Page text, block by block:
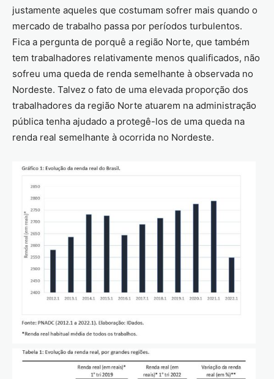
justamente aqueles que costumam sofrer mais quando o
mercado de trabalho passa por períodos turbulentos.
Fica a pergunta de porquê a região Norte, que também
tem trabalhadores relativamente menos qualificados, não
sofreu uma queda de renda semelhante à observada no
Nordeste. Talvez o fato de uma elevada proporção dos
trabalhadores da região Norte atuarem na administração
pública tenha ajudado a protegê-los de uma queda na
renda real semelhante à ocorrida no Nordeste.